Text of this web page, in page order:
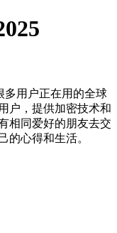
多用户正在用的全球
户，提供加密技术和
相同爱好的朋友去交
的心得和生活。